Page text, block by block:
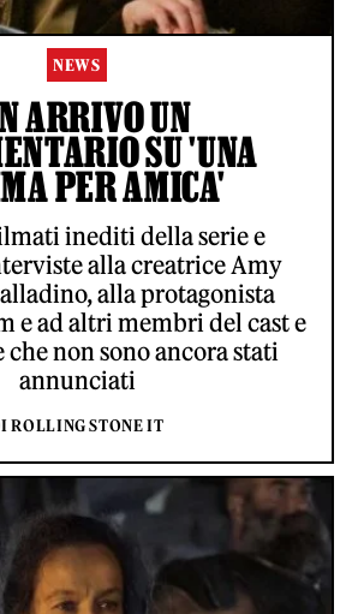
NEWS
ARRIVO UN
SU 'UNA
PER AMICA'
inediti della serie e
alla creatrice Amy
alla protagonista
e ad altri membri del cast e
non sono ancora stati
annunciati
ROLLING STONE IT